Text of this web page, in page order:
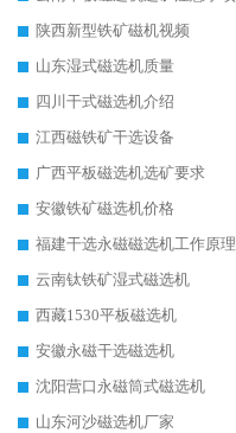
陕西新型铁矿磁机视频
山东湿式磁选机质量
四川干式磁选机介绍
江西磁铁矿干选设备
广西平板磁选机选矿要求
安徽铁矿磁选机价格
福建干选永磁磁选机工作原理
云南钛铁矿湿式磁选机
西藏1530平板磁选机
安徽永磁干选磁选机
沈阳营口永磁筒式磁选机
山东河沙磁选机厂家